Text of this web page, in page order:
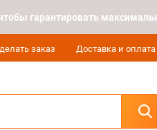
гарантировать
заказ Доставка и оплата